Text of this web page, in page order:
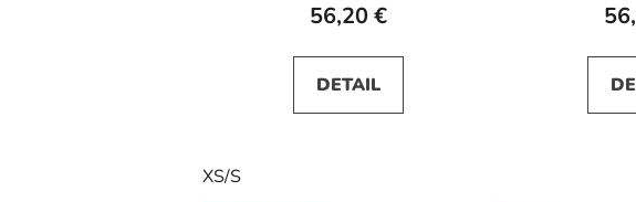
56,20 €
DETAIL
XS/S